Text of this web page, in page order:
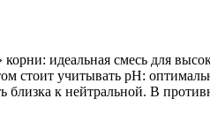
идеальная смесь для
стоит учитывать pH:
близка к нейтральной. В